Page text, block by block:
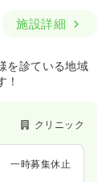
施設詳細
を診ている地域
！
クリニック
一時募集休止